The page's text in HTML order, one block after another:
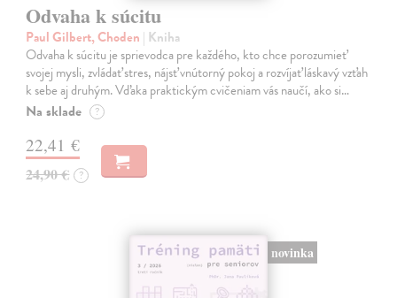
Odvaha k súcitu
Paul Gilbert, Choden | Kniha
Odvaha k súcitu je sprievodca pre každého, kto chce porozumieť
svojej mysli, zvládať stres, nájsť vnútorný pokoj a rozvíjať láskavý vzťah
k sebe aj druhým. Vďaka praktickým cvičeniam vás naučí, ako si…
Na sklade ?
22,41 €
24,90 € ?
novinka